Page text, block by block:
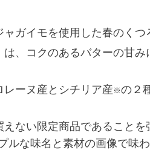
ガイモを使用した春のく
、コクのあるバターの甘
ーヌ産とシチリア産 ※の２
ない限定商品であること
ルな味名と素材の画像で味